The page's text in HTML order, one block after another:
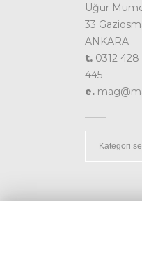
Uğur
33
ANKARA
t. 0312
445
e.